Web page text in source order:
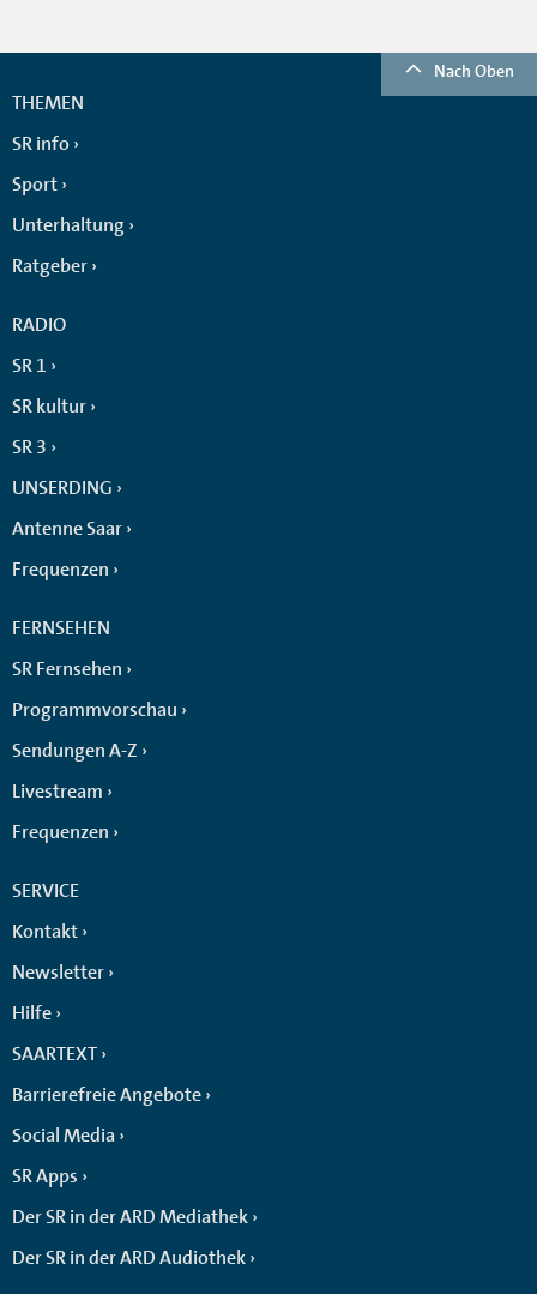
Nach Oben
THEMEN
SR info
Sport
Unterhaltung
Ratgeber
RADIO
SR 1
SR kultur
SR 3
UNSERDING
Antenne Saar
Frequenzen
FERNSEHEN
SR Fernsehen
Programmvorschau
Sendungen A-Z
Livestream
Frequenzen
SERVICE
Kontakt
Newsletter
Hilfe
SAARTEXT
Barrierefreie Angebote
Social Media
SR Apps
Der SR in der ARD Mediathek
Der SR in der ARD Audiothek